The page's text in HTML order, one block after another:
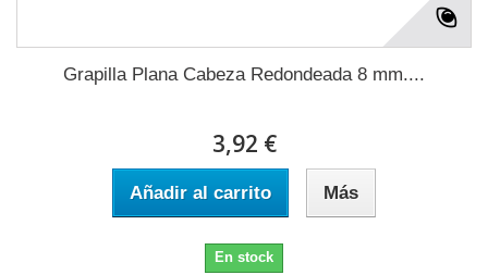
Grapilla Plana Cabeza Redondeada 8 mm....
3,92 €
Añadir al carrito Más
En stock